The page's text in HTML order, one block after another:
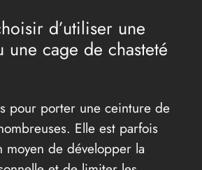
d’utiliser une
une cage de chasteté
pour porter une ceinture de
Elle est parfois
moyen de développer la